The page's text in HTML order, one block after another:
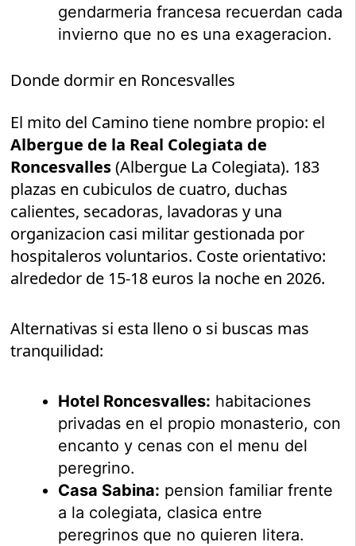
gendarmeria francesa recuerdan cada
invierno que no es una exageracion.
Donde dormir en Roncesvalles
El mito del Camino tiene nombre propio: el
Albergue de la Real Colegiata de
Roncesvalles(Albergue La Colegiata). 183
plazas en cubiculos de cuatro, duchas
calientes, secadoras, lavadoras y una
organizacion casi militar gestionada por
hospitaleros voluntarios. Coste orientativo:
alrededor de 15-18 euros la noche en 2026.
Alternativas si esta lleno o si buscas mas
tranquilidad:
Hotel Roncesvalles: habitaciones
privadas en el propio monasterio, con
encanto y cenas con el menu del
peregrino.
Casa Sabina: pension familiar frente
a la colegiata, clasica entre
peregrinos que no quieren litera.